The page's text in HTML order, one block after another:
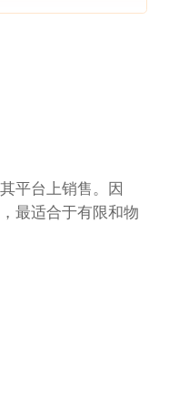
平台上销售。因
最适合于有限和物